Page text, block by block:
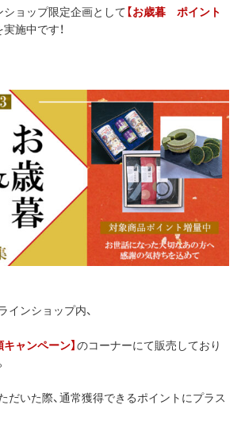
ショップ限定企画として【お歳暮 ポイント
実施中です！
ンショップ内、
ャンペーン】のコーナーにて販売しており
だいた際、通常獲得できるポイントにプラス